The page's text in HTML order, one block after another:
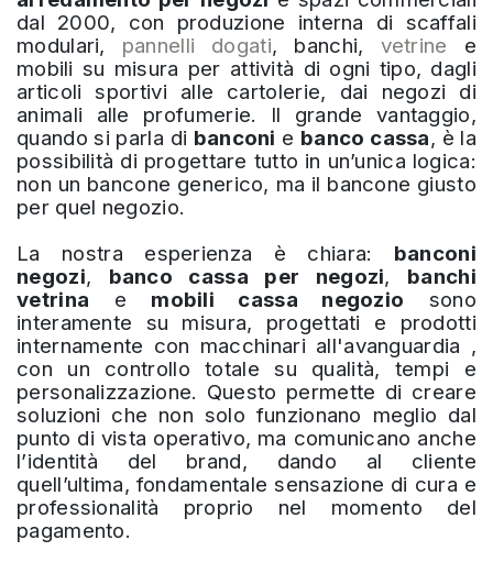
dal 2000, con produzione interna di scaffali
modulari, pannelli dogati, banchi, vetrine e
mobili su misura per attività di ogni tipo, dagli
articoli sportivi alle cartolerie, dai negozi di
animali alle profumerie. Il grande vantaggio,
quando si parla di banconi e banco cassa, è la
possibilità di progettare tutto in un’unica logica:
non un bancone generico, ma il bancone giusto
per quel negozio.
La nostra esperienza è chiara: banconi
negozi, banco cassa per negozi, banchi
vetrina e mobili cassa negozio sono
interamente su misura, progettati e prodotti
internamente con macchinari all'avanguardia ,
con un controllo totale su qualità, tempi e
personalizzazione. Questo permette di creare
soluzioni che non solo funzionano meglio dal
punto di vista operativo, ma comunicano anche
l’identità del brand, dando al cliente
quell’ultima, fondamentale sensazione di cura e
professionalità proprio nel momento del
pagamento.